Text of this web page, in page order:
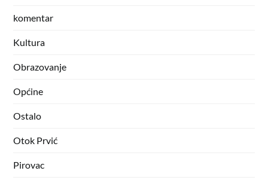
komentar
Kultura
Obrazovanje
Općine
Ostalo
Otok Prvić
Pirovac